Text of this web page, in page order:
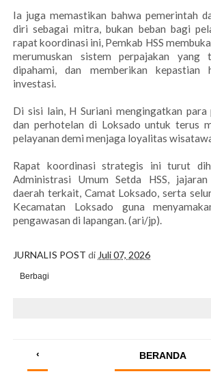
Ia juga memastikan bahwa pemerintah
diri sebagai mitra, bukan beban bagi
rapat koordinasi ini, Pemkab HSS
merumuskan sistem perpajakan yang
dipahami, dan memberikan
investasi.
Di sisi lain, H Suriani mengingatkan para
dan perhotelan di Loksado untuk terus
pelayanan demi menjaga loyalitas
Rapat koordinasi strategis ini turut
Administrasi Umum Setda HSS,
daerah terkait, Camat Loksado, serta
Kecamatan Loksado guna
pengawasan di lapangan. (ari/jp).
JURNALIS POST di Juli 07, 2026
Berbagi
‹ BERANDA